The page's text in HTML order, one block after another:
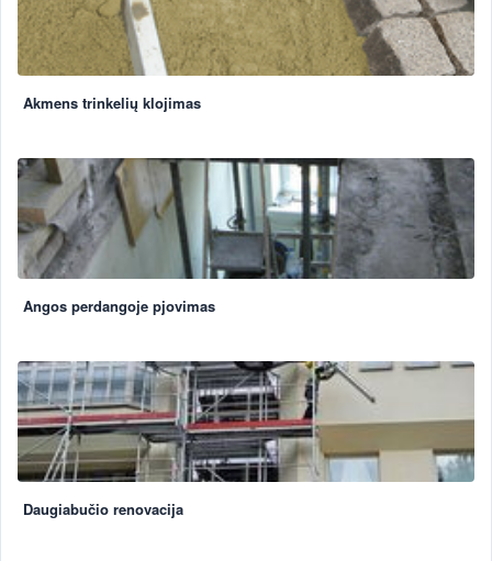
Akmens trinkelių klojimas
Angos perdangoje pjovimas
Daugiabučio renovacija